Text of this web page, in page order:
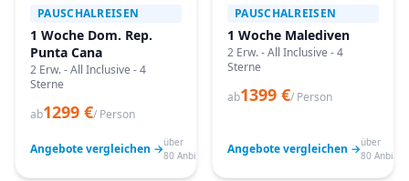
PAUSCHALREISEN
1 Woche Dom. Rep.
Punta Cana
2 Erw. - All Inclusive - 4
Sterne
ab1299 €/ Person
Angebote vergleichen →über
80 Anbieter
PAUSCHALREISEN
1 Woche Malediven
2 Erw. - All Inclusive - 4
Sterne
ab1399 €/ Person
Angebote vergleichen →über
80